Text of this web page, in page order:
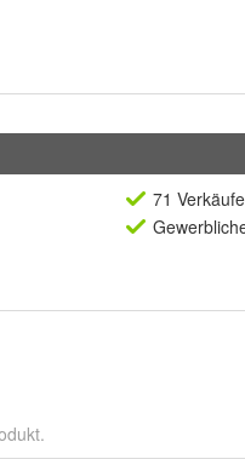
71 Verkäufe
Gewerblich